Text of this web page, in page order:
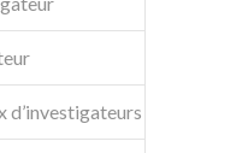
d’investigateurs